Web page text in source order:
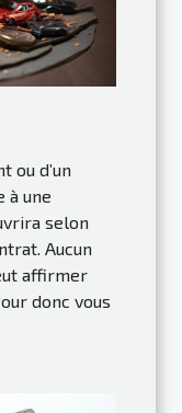
ou d’un
à une
selon
Aucun
affirmer
donc vous